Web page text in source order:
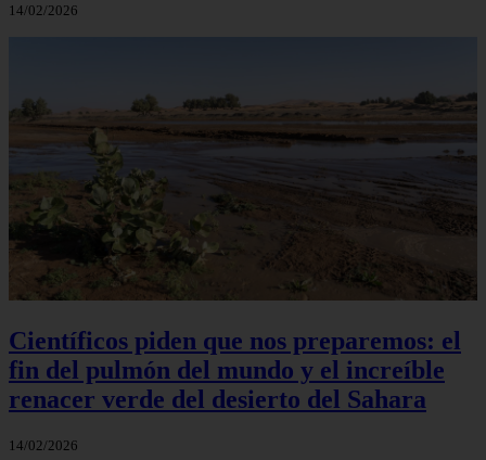
14/02/2026
Científicos piden que nos preparemos: el
fin del pulmón del mundo y el increíble
renacer verde del desierto del Sahara
14/02/2026